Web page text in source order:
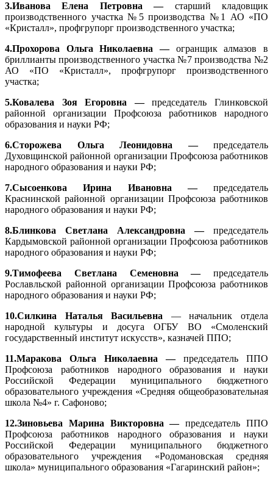
3.Иванова Елена Петровна — старший кладовщик
производственного участка №5 производства №1 АО «ПО
«Кристалл», профгрупорг производственного участка;
4.Прохорова Ольга Николаевна — огранщик алмазов в
бриллианты производственного участка №7 производства №2
АО «ПО «Кристалл», профгрупорг производственного
участка;
5.Ковалева Зоя Егоровна —председатель Глинковской
районной организации Профсоюза работников народного
образования и науки РФ;
6.Сторожева Ольга Леонидовна — председатель
Духовщинской районной организации Профсоюза работников
народного образования и науки РФ;
7.Сысоенкова Ирина Ивановна — председатель
Краснинской районной организации Профсоюза работников
народного образования и науки РФ;
8.Блинкова Светлана Александровна — председатель
Кардымовской районной организации Профсоюза работников
народного образования и науки РФ;
9.Тимофеева Светлана Семеновна — председатель
Рославльской районной организации Профсоюза работников
народного образования и науки РФ;
10.Силкина Наталья Васильевна — начальник отдела
народной культуры и досуга ОГБУ ВО «Смоленский
государственный институт искусств», казначей ППО;
11.Маракова Ольга Николаевна — председатель ППО
Профсоюза работников народного образования и науки
Российской Федерации муниципального бюджетного
образовательного учреждения «Средняя общеобразовательная
школа №4» г. Сафоново;
12.Зиновьева Марина Викторовна —председатель ППО
Профсоюза работников народного образования и науки
Российской Федерации муниципального бюджетного
образовательного учреждения «Родомановская средняя
школа» муниципального образования «Гагаринский район»;